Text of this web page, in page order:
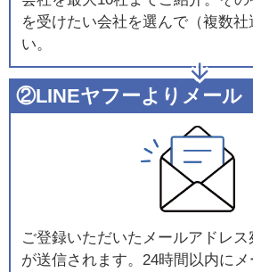
を受けたい会社を選んで（複数社
い。
②LINEヤフーよりメール
ご登録いただいたメールアドレ
が送信されます。24時間以内に